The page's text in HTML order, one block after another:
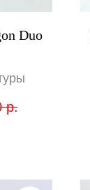
Duo
р.